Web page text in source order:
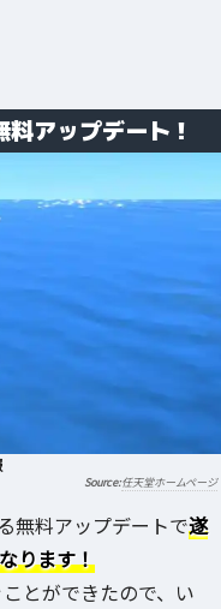
アップデート！
任天堂ホームページ
無料アップデートで遂
ります！
とができたので、い